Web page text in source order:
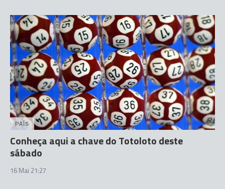
PAÍS
Conheça aqui a chave do Totoloto deste
sábado
16 Mai 21:27